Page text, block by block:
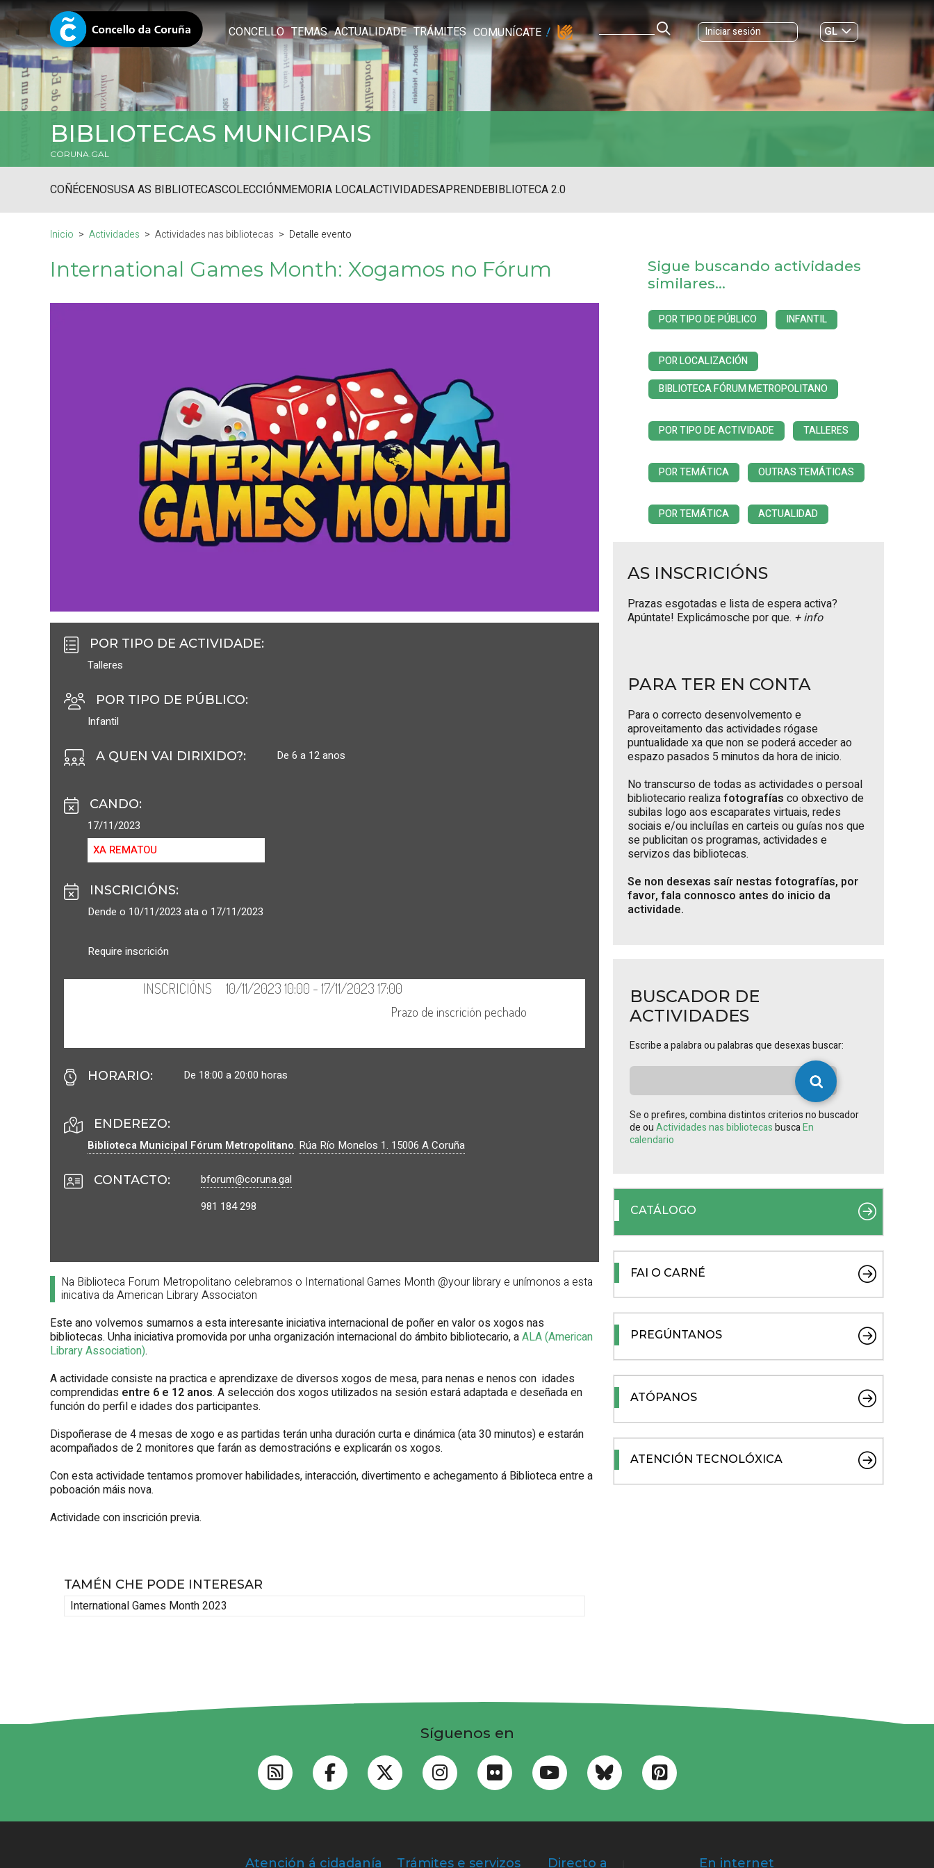
CONCELLO TEMAS ACTUALIDADE TRÁMITES COMUNÍCATE Iniciar sesión
GL
ES|
BIBLIOTECAS MUNICIPAIS
CORUNA.GAL
COÑÉCENOSUSA AS BIBLIOTECASCOLECCIÓNMEMORIA LOCALACTIVIDADESAPRENDEBIBLIOTECA 2.0
Inicio Actividades Actividades nas bibliotecas Detalle evento
International Games Month: Xogamos no Fórum
POR TIPO DE ACTIVIDADE:
Talleres
POR TIPO DE PÚBLICO:
Infantil
A QUEN VAI DIRIXIDO?: De 6 a 12 anos
CANDO:
17/11/2023
XA REMATOU
INSCRICIÓNS:
Dende o 10/11/2023 ata o 17/11/2023
Require inscrición
HORARIO: De 18:00 a 20:00 horas
ENDEREZO:
Biblioteca Municipal Fórum Metropolitano. Rúa Río Monelos 1. 15006 A Coruña
CONTACTO: bforum@coruna.gal
981 184 298
Na Biblioteca Forum Metropolitano celebramos o International Games Month @your library e unímonos a esta
inicativa da American Library Associaton
Este ano volvemos sumarnos a esta interesante iniciativa internacional de poñer en valor os xogos nas
bibliotecas. Unha iniciativa promovida por unha organización internacional do ámbito bibliotecario, aALA (American
Library Association).
A actividade consiste na practica e aprendizaxe de diversos xogos de mesa, para nenas e nenos con idades
comprendidas entre 6 e 12 anos. A selección dos xogos utilizados na sesión estará adaptada e deseñada en
función do perfil e idades dos participantes.
Dispoñerase de 4 mesas de xogo e as partidas terán unha duración curta e dinámica (ata 30 minutos) e estarán
acompañados de 2 monitores que farán as demostracións e explicarán os xogos.
Con esta actividade tentamos promover habilidades, interacción, divertimento e achegamento á Biblioteca entre a
poboación máis nova.
Actividade con inscrición previa.
TAMÉN CHE PODE INTERESAR
International Games Month 2023
Sigue buscando actividades
similares...
POR TIPO DE PÚBLICO INFANTIL
POR LOCALIZACIÓN
BIBLIOTECA FÓRUM METROPOLITANO
POR TIPO DE ACTIVIDADE TALLERES
POR TEMÁTICA OUTRAS TEMÁTICAS
POR TEMÁTICA ACTUALIDAD
AS INSCRICIÓNS
Prazas esgotadas e lista de espera activa?
Apúntate! Explicámosche por que. + info
PARA TER EN CONTA
Para o correcto desenvolvemento e
aproveitamento das actividades rógase
puntualidade xa que non se poderá acceder ao
espazo pasados 5 minutos da hora de inicio.
No transcurso de todas as actividades o persoal
bibliotecario realizafotografías co obxectivo de
subilas logo aos escaparates virtuais, redes
sociais e/ou incluílas en carteis ou guías nos que
se publicitan os programas, actividades e
servizos das bibliotecas.
Se non desexas saír nestas fotografías, por
favor, fala connosco antes do inicio da
actividade.
BUSCADOR DE
ACTIVIDADES
Escribe a palabra ou palabras que desexas buscar:
Se o prefires, combina distintos criterios no buscador
de ouActividades nas bibliotecasbuscaEn
calendario
CATÁLOGO
FAI O CARNÉ
PREGÚNTANOS
ATÓPANOS
ATENCIÓN TECNOLÓXICA
Síguenos en
Atención á cidadanía Trámites e servizos Directo a En internet